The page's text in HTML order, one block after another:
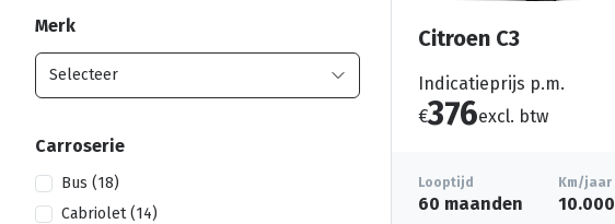
Merk
Carroserie
Bus (18)
Cabriolet (14)
Citroen C3
Indicatieprijs p.m.
€376excl. btw
Looptijd
60 maanden
Km/jaar
10.000